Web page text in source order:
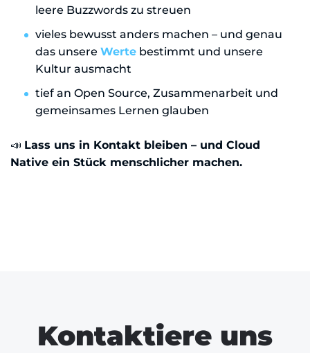
leere Buzzwords zu streuen
vieles bewusst anders machen – und genau
das unsere Werte bestimmt und unsere
Kultur ausmacht
tief an Open Source, Zusammenarbeit und
gemeinsames Lernen glauben
📣 Lass uns in Kontakt bleiben – und Cloud
Native ein Stück menschlicher machen.
Kontaktiere uns